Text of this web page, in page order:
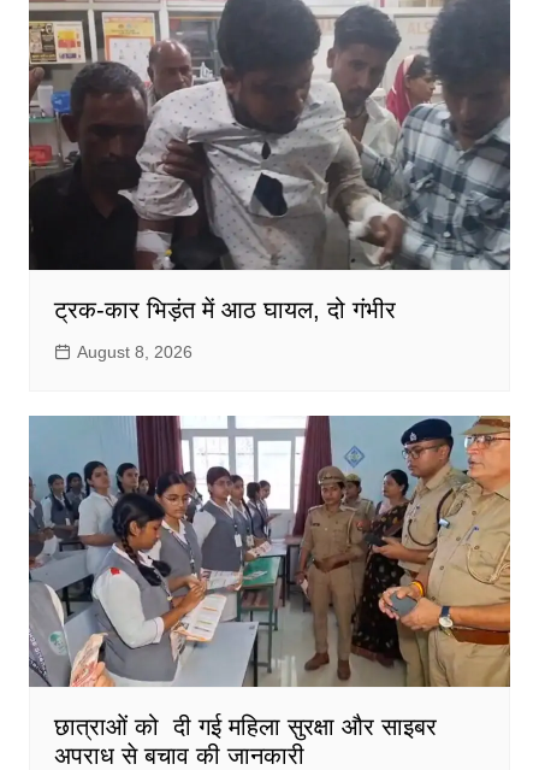
ट्रक-कार भिड़ंत में आठ घायल, दो गंभीर
August 8, 2026
छात्राओं को दी गई महिला सुरक्षा और साइबर
अपराध से बचाव की जानकारी